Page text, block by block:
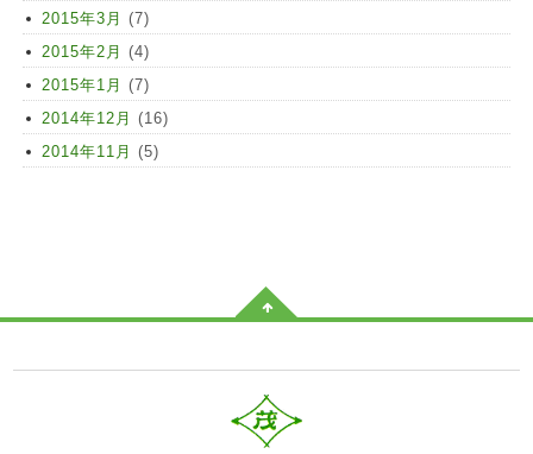
2015年3月 (7)
2015年2月 (4)
2015年1月 (7)
2014年12月 (16)
2014年11月 (5)